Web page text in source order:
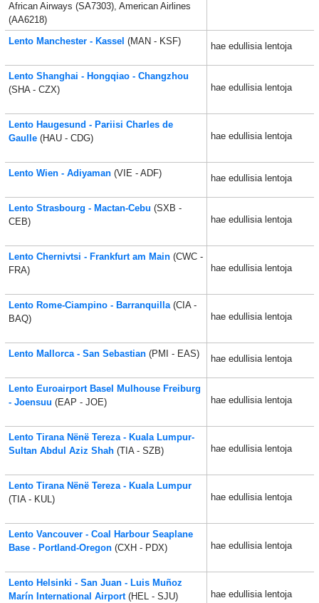
African Airways (SA7303), American Airlines
(AA6218)
Lento Manchester - Kassel (MAN - KSF) hae edullisia lentoja
Lento Shanghai - Hongqiao - Changzhou
(SHA - CZX)
hae edullisia lentoja
Lento Haugesund - Pariisi Charles de
Gaulle (HAU - CDG) hae edullisia lentoja
Lento Wien - Adiyaman (VIE - ADF) hae edullisia lentoja
Lento Strasbourg - Mactan-Cebu (SXB -
CEB)
hae edullisia lentoja
Lento Chernivtsi - Frankfurt am Main (CWC -
FRA)
hae edullisia lentoja
Lento Rome-Ciampino - Barranquilla (CIA -
BAQ)
hae edullisia lentoja
Lento Mallorca - San Sebastian (PMI - EAS) hae edullisia lentoja
Lento Euroairport Basel Mulhouse Freiburg
- Joensuu (EAP - JOE) hae edullisia lentoja
Lento Tirana Nënë Tereza - Kuala Lumpur-
Sultan Abdul Aziz Shah (TIA - SZB) hae edullisia lentoja
Lento Tirana Nënë Tereza - Kuala Lumpur
(TIA - KUL)
hae edullisia lentoja
Lento Vancouver - Coal Harbour Seaplane
Base - Portland-Oregon (CXH - PDX) hae edullisia lentoja
Lento Helsinki - San Juan - Luis Muñoz
Marín International Airport (HEL - SJU) hae edullisia lentoja